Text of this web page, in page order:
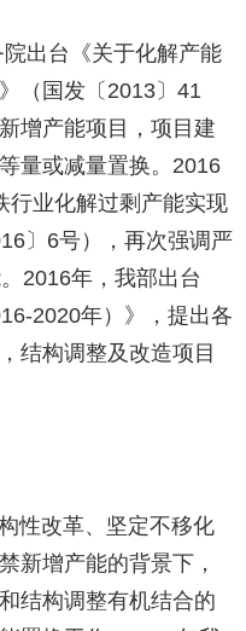
出台《关于化解产能
（国发〔2013〕41
增产能项目，项目建
量或减量置换。2016
行业化解过剩产能实现
〕6号），再次强调严
2016年，我部出台
2020年）》，提出各
结构调整及改造项目
性改革、坚定不移化
新增产能的背景下，
结构调整有机结合的